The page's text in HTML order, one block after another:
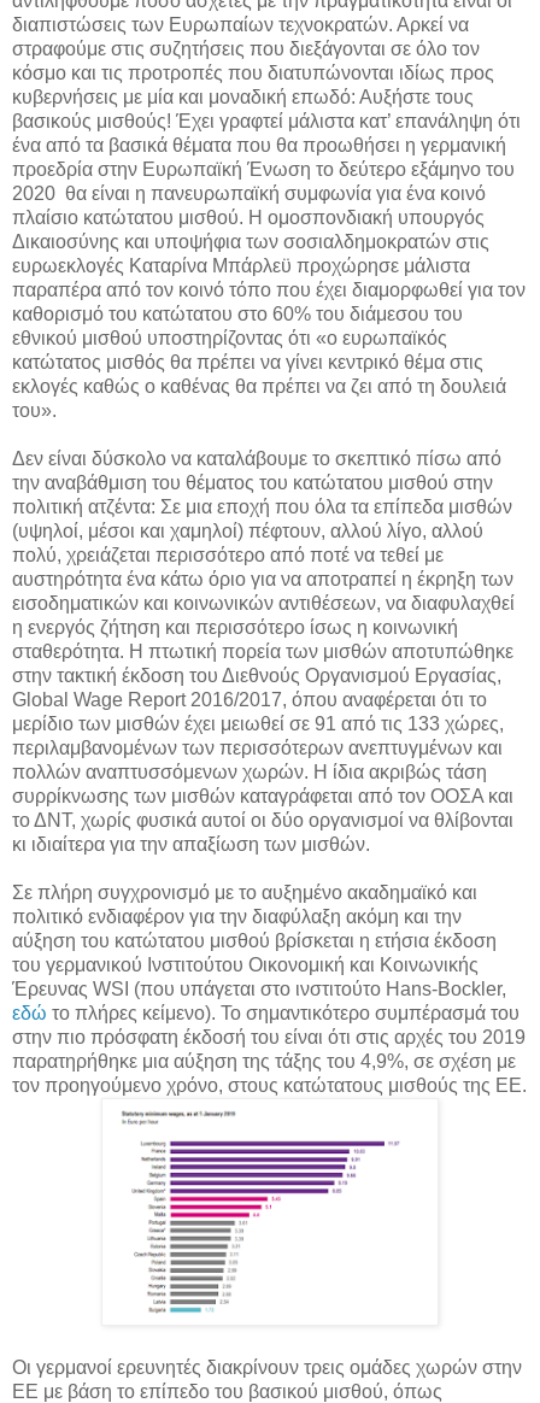
διαπιστώσεις των Ευρωπαίων τεχνοκρατών. Αρκεί να
στραφούμε στις συζητήσεις που διεξάγονται σε όλο τον
κόσμο και τις προτροπές που διατυπώνονται ιδίως προς
κυβερνήσεις με μία και μοναδική επωδό: Αυξήστε τους
βασικούς μισθούς! Έχει γραφτεί μάλιστα κατ’ επανάληψη ότι
ένα από τα βασικά θέματα που θα προωθήσει η γερμανική
προεδρία στην Ευρωπαϊκή Ένωση το δεύτερο εξάμηνο του
2020 θα είναι η πανευρωπαϊκή συμφωνία για ένα κοινό
πλαίσιο κατώτατου μισθού. Η ομοσπονδιακή υπουργός
Δικαιοσύνης και υποψήφια των σοσιαλδημοκρατών στις
ευρωεκλογές Καταρίνα Μπάρλεϋ προχώρησε μάλιστα
παραπέρα από τον κοινό τόπο που έχει διαμορφωθεί για τον
καθορισμό του κατώτατου στο 60% του διάμεσου του
εθνικού μισθού υποστηρίζοντας ότι «ο ευρωπαϊκός
κατώτατος μισθός θα πρέπει να γίνει κεντρικό θέμα στις
εκλογές καθώς ο καθένας θα πρέπει να ζει από τη δουλειά
του».
Δεν είναι δύσκολο να καταλάβουμε το σκεπτικό πίσω από
την αναβάθμιση του θέματος του κατώτατου μισθού στην
πολιτική ατζέντα: Σε μια εποχή που όλα τα επίπεδα μισθών
(υψηλοί, μέσοι και χαμηλοί) πέφτουν, αλλού λίγο, αλλού
πολύ, χρειάζεται περισσότερο από ποτέ να τεθεί με
αυστηρότητα ένα κάτω όριο για να αποτραπεί η έκρηξη των
εισοδηματικών και κοινωνικών αντιθέσεων, να διαφυλαχθεί
η ενεργός ζήτηση και περισσότερο ίσως η κοινωνική
σταθερότητα. Η πτωτική πορεία των μισθών αποτυπώθηκε
στην τακτική έκδοση του Διεθνούς Οργανισμού Εργασίας,
Global Wage Report 2016/2017, όπου αναφέρεται ότι το
μερίδιο των μισθών έχει μειωθεί σε 91 από τις 133 χώρες,
περιλαμβανομένων των περισσότερων ανεπτυγμένων και
πολλών αναπτυσσόμενων χωρών. Η ίδια ακριβώς τάση
συρρίκνωσης των μισθών καταγράφεται από τον ΟΟΣΑ και
το ΔΝΤ, χωρίς φυσικά αυτοί οι δύο οργανισμοί να θλίβονται
κι ιδιαίτερα για την απαξίωση των μισθών.
Σε πλήρη συγχρονισμό με το αυξημένο ακαδημαϊκό και
πολιτικό ενδιαφέρον για την διαφύλαξη ακόμη και την
αύξηση του κατώτατου μισθού βρίσκεται η ετήσια έκδοση
του γερμανικού Ινστιτούτου Οικονομική και Κοινωνικής
Έρευνας WSI (που υπάγεται στο ινστιτούτο Hans-Bockler,
εδώ το πλήρες κείμενο). Το σημαντικότερο συμπέρασμά του
στην πιο πρόσφατη έκδοσή του είναι ότι στις αρχές του 2019
παρατηρήθηκε μια αύξηση της τάξης του 4,9%, σε σχέση με
τον προηγούμενο χρόνο, στους κατώτατους μισθούς της ΕΕ.
Οι γερμανοί ερευνητές διακρίνουν τρεις ομάδες χωρών στην
ΕΕ με βάση το επίπεδο του βασικού μισθού, όπως